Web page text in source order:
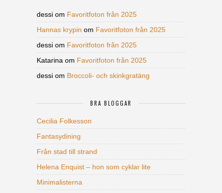
dessi om Favoritfoton från 2025
Hannas krypin om Favoritfoton från 2025
dessi om Favoritfoton från 2025
Katarina om Favoritfoton från 2025
dessi om Broccoli- och skinkgratäng
BRA BLOGGAR
Cecilia Folkesson
Fantasydining
Från stad till strand
Helena Enquist – hon som cyklar lite
Minimalisterna